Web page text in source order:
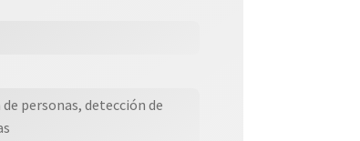
personas, detección de